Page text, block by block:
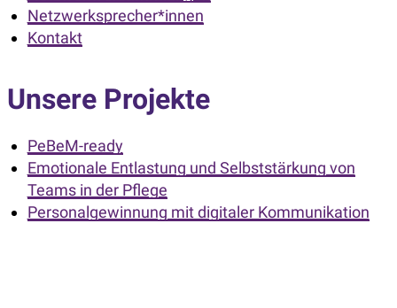
Netzwerksprecher*innen
Kontakt
Unsere Projekte
PeBeM-ready
Emotionale Entlastung und Selbststärkung von
Teams in der Pflege
Personalgewinnung mit digitaler Kommunikation